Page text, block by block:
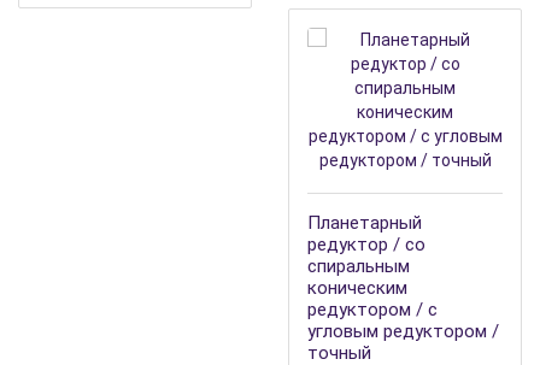
Планетарный
редуктор / со
спиральным
коническим
редуктором / с
угловым редуктором /
точный